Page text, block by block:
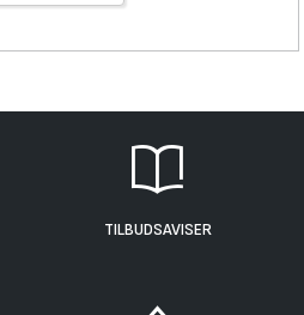
TILBUDSAVISER